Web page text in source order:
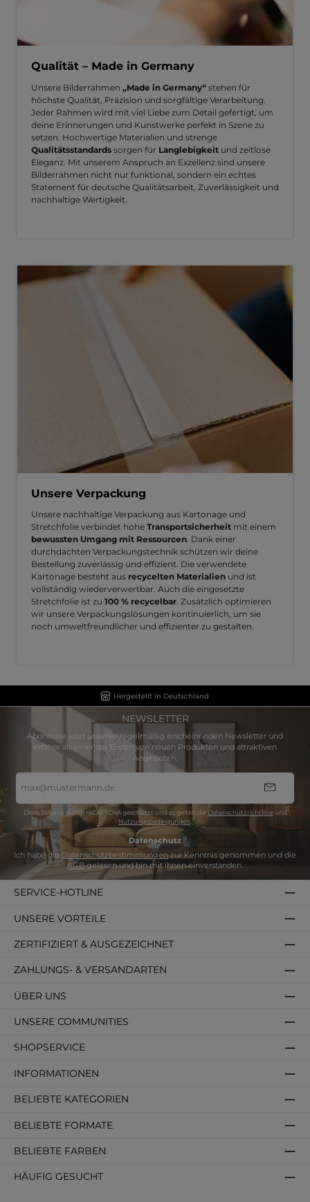
Qualität – Made in Germany
Unsere Bilderrahmen „Made in Germany“ stehen für
höchste Qualität, Präzision und sorgfältige Verarbeitung.
Jeder Rahmen wird mit viel Liebe zum Detail gefertigt, um
deine Erinnerungen und Kunstwerke perfekt in Szene zu
setzen. Hochwertige Materialien und strenge
Qualitätsstandards sorgen für Langlebigkeit und zeitlose
Eleganz. Mit unserem Anspruch an Exzellenz sind unsere
Bilderrahmen nicht nur funktional, sondern ein echtes
Statement für deutsche Qualitätsarbeit, Zuverlässigkeit und
nachhaltige Wertigkeit.
Unsere Verpackung
Unsere nachhaltige Verpackung aus Kartonage und
Stretchfolie verbindet hohe Transportsicherheit mit einem
bewussten Umgang mit Ressourcen. Dank einer
durchdachten Verpackungstechnik schützen wir deine
Bestellung zuverlässig und effizient. Die verwendete
Kartonage besteht aus recycelten Materialien und ist
vollständig wiederverwertbar. Auch die eingesetzte
Stretchfolie ist zu 100 % recycelbar. Zusätzlich optimieren
wir unsere Verpackungslösungen kontinuierlich, um sie
noch umweltfreundlicher und effizienter zu gestalten.
Hergestellt in Deutschland
NEWSLETTER
Abonniere jetzt unseren regelmäßig erscheinenden Newsletter und
erfahre als einer der Ersten von neuen Produkten und attraktiven
Angeboten.
Mail-
Adresse
Diese Seite ist durch reCAPTCHA geschützt und es gelten die Datenschutzrichtlinieund
Nutzungsbedingungen.
Datenschutz
Ich habe die Datenschutzbestimmungenzur Kenntnis genommen und die
AGBgelesen und bin mit ihnen einverstanden.
SERVICE-HOTLINE
SHOPSERVICE
INFORMATIONEN
BELIEBTE KATEGORIEN
BELIEBTE FORMATE
BELIEBTE FARBEN
HÄUFIG GESUCHT
ZAHLUNGS- & VERSANDARTEN
ÜBER UNS
ZERTIFIZIERT & AUSGEZEICHNET
UNSERE VORTEILE
UNSERE COMMUNITIES